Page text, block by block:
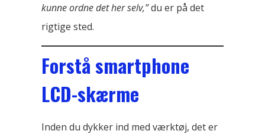
kunne ordne det her selv,”du er på det
rigtige sted.
Forstå smartphone
LCD-skærme
Inden du dykker ind med værktøj, det er